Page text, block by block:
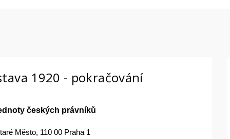
1920 - pokračování
českých právníků
Město, 110 00 Praha 1